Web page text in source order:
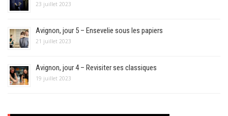
23 juillet 2023
Avignon, jour 5 – Ensevelie sous les papiers
21 juillet 2023
Avignon, jour 4 – Revisiter ses classiques
19 juillet 2023